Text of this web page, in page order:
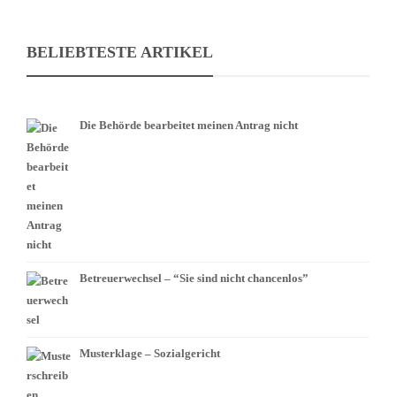
BELIEBTESTE ARTIKEL
Die Behörde bearbeitet meinen Antrag nicht
Betreuerwechsel – “Sie sind nicht chancenlos”
Musterklage – Sozialgericht